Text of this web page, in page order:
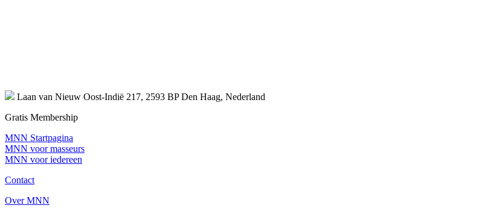
Laan van Nieuw Oost-Indië 217, 2593 BP Den Haag, Nederland
Gratis Membership
MNN Startpagina
MNN voor masseurs
MNN voor iedereen
Contact
Over MNN